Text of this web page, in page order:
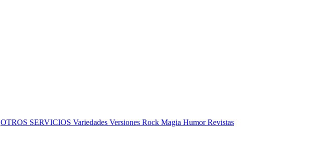
OTROS SERVICIOS Variedades Versiones Rock Magia Humor Revistas